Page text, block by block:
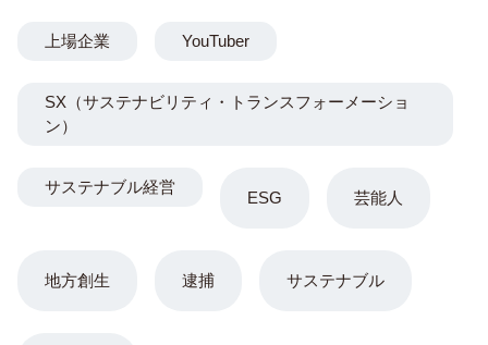
ESG 芸能人
地方創生 逮捕 サステナブル
上場企業 YouTuber
SX（サステナビリティ・トランスフォーメーショ
ン）
サステナブル経営